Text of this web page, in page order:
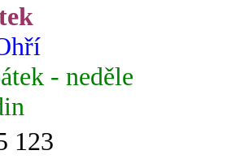
- neděle
123